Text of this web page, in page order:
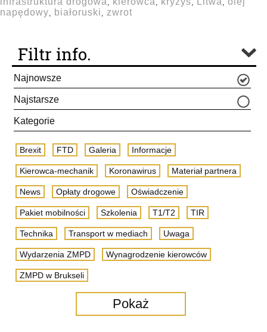
, , , ,
napędowy, białoruski , zwrot
Filtr info.
Najnowsze
Najstarsze
Kategorie
Brexit FTD Galeria Informacje
Kierowca-mechanik Koronawirus Materiał partnera
News Opłaty drogowe Oświadczenie
Pakiet mobilności Szkolenia T1/T2 TIR
Technika Transport w mediach Uwaga
Wydarzenia ZMPD Wynagrodzenie kierowców
ZMPD w Brukseli
Pokaż